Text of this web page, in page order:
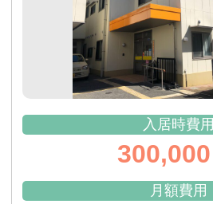
入居時費用
300,000
月額費用